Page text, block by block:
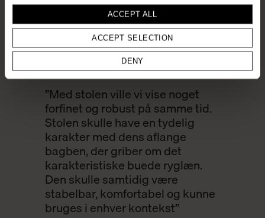
ACCEPT ALL
ACCEPT SELECTION
DENY
”Med stolen ville vi vise noget
forfinet og robust på samme tid.
Stolen skulle have en tydelig
karakter med dens aflange
bagben, der griber om det
karakteristiske buede ryglæn.
Den skulle samtidig være
stabelbar, komfortabel og kunne
bruges i enhver kontekst”